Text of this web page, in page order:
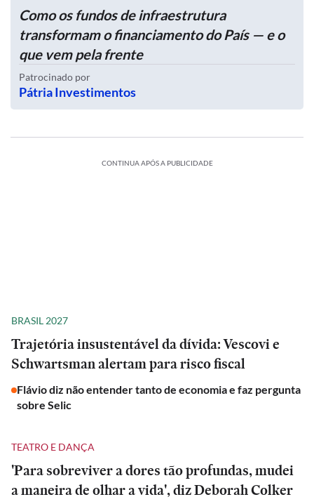
Como os fundos de infraestrutura
transformam o financiamento do País — e o
que vem pela frente
Patrocinado por
Pátria Investimentos
CONTINUA APÓS A PUBLICIDADE
BRASIL 2027
Trajetória insustentável da dívida: Vescovi e
Schwartsman alertam para risco fiscal
Flávio diz não entender tanto de economia e faz pergunta
sobre Selic
TEATRO E DANÇA
'Para sobreviver a dores tão profundas, mudei
a maneira de olhar a vida', diz Deborah Colker